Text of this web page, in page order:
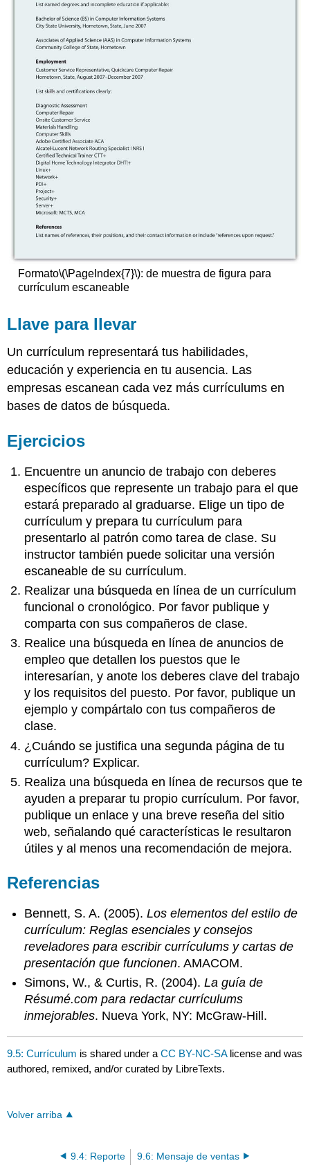
Formato\(\PageIndex{7}\): de muestra de figura para
currículum escaneable
Llave para llevar
Un currículum representará tus habilidades,
educación y experiencia en tu ausencia. Las
empresas escanean cada vez más currículums en
bases de datos de búsqueda.
Ejercicios
Encuentre un anuncio de trabajo con deberes
específicos que represente un trabajo para el que
estará preparado al graduarse. Elige un tipo de
currículum y prepara tu currículum para
presentarlo al patrón como tarea de clase. Su
instructor también puede solicitar una versión
escaneable de su currículum.
Realizar una búsqueda en línea de un currículum
funcional o cronológico. Por favor publique y
comparta con sus compañeros de clase.
Realice una búsqueda en línea de anuncios de
empleo que detallen los puestos que le
interesarían, y anote los deberes clave del trabajo
y los requisitos del puesto. Por favor, publique un
ejemplo y compártalo con tus compañeros de
clase.
¿Cuándo se justifica una segunda página de tu
currículum? Explicar.
Realiza una búsqueda en línea de recursos que te
ayuden a preparar tu propio currículum. Por favor,
publique un enlace y una breve reseña del sitio
web, señalando qué características le resultaron
útiles y al menos una recomendación de mejora.
Referencias
Bennett, S. A. (2005).Los elementos del estilo de
currículum: Reglas esenciales y consejos
reveladores para escribir currículums y cartas de
presentación que funcionen. AMACOM.
Simons, W., & Curtis, R. (2004).La guía de
Résumé.com para redactar currículums
inmejorables. Nueva York, NY: McGraw-Hill.
9.5: Currículum is shared under aCC BY-NC-SA license and was
authored, remixed, and/or curated by LibreTexts.
Volver arriba
9.4: Reporte 9.6: Mensaje de ventas